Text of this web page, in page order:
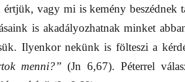
vagy mi is kemény beszédnek
is akadályozhatnak minket
Ilyenkor nekünk is fölteszi a
menni?” (Jn 6,67). Péterrel